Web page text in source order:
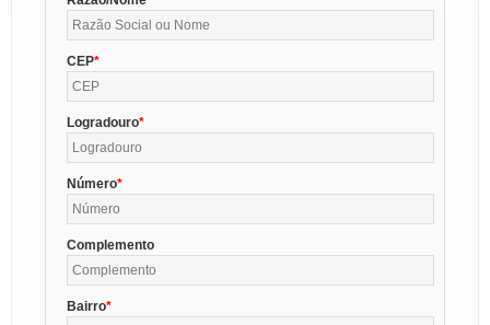
CEP
Logradouro
Número
Complemento
Bairro